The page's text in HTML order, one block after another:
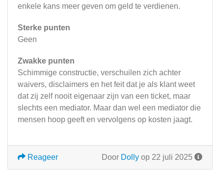
enkele kans meer geven om geld te verdienen.
Sterke punten
Geen
Zwakke punten
Schimmige constructie, verschuilen zich achter
waivers, disclaimers en het feit dat je als klant weet
dat zij zelf nooit eigenaar zijn van een ticket, maar
slechts een mediator. Maar dan wel een mediator die
mensen hoop geeft en vervolgens op kosten jaagt.
Door Dolly op 22 juli 2025
Reageer